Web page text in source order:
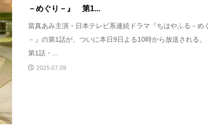
－めぐり－』 第1...
當真あみ主演・日本テレビ系連続ドラマ『ちはやふる－め
－』の第1話が、ついに本日9日よる10時から放送される。
第1話・...
2025.07.09